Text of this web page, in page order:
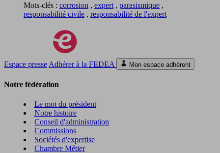
Mots-clés : corrosion , expert , parasismique ,
responsabilité civile , responsabilité de l'expert
Espace presse Adhérer à la FEDEA Mon espace adhérent
Notre fédération
Le mot du président
Notre histoire
Conseil d'administration
Commissions
Sociétés d'expertise
Chambre Métier